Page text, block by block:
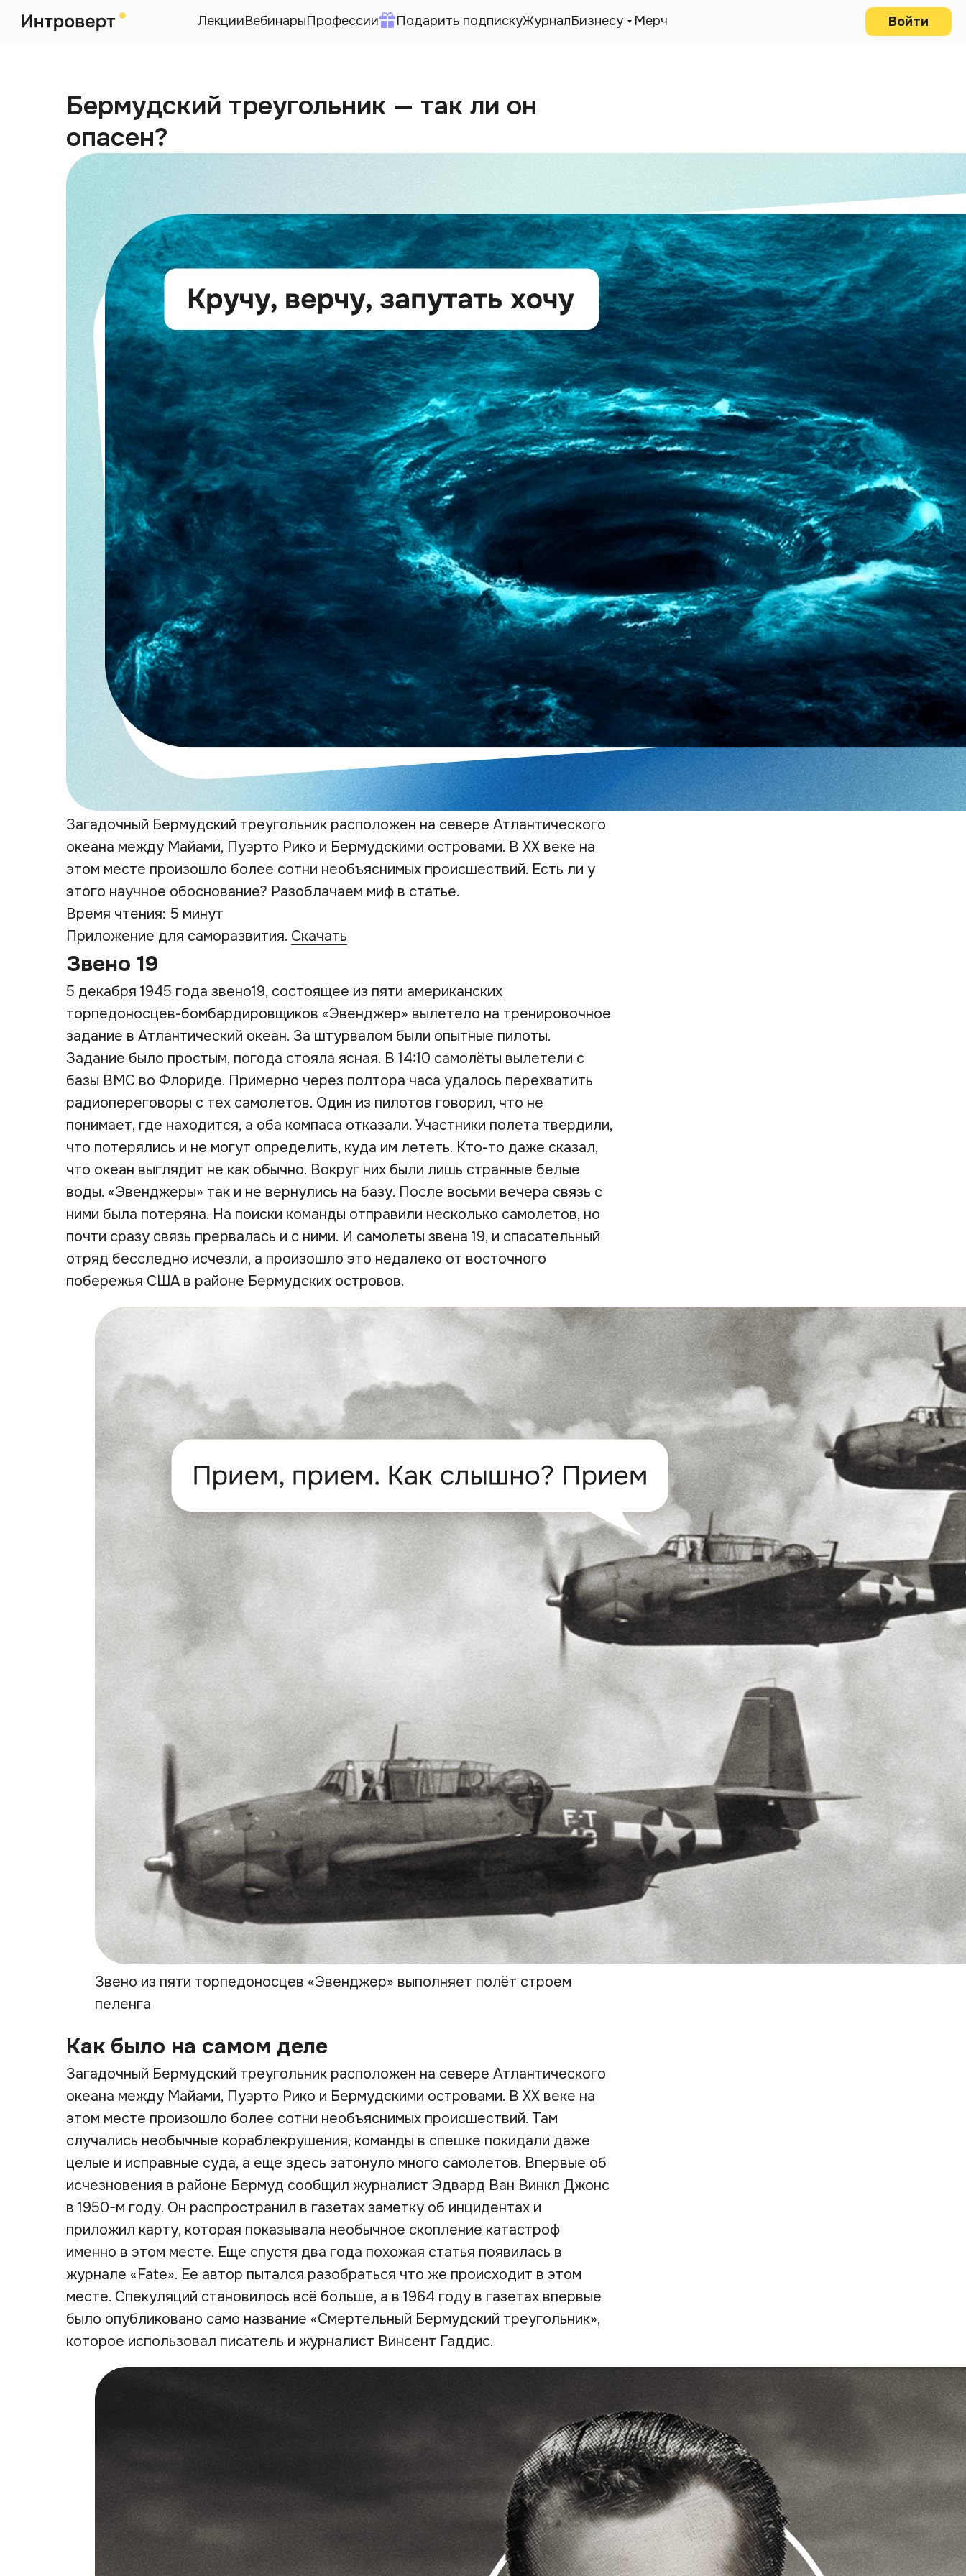
ЛекцииВебинарыПрофессии Подарить подпискуЖурналБизнесу Мерч Войти
Бермудский треугольник — так ли он
опасен?
Загадочный Бермудский треугольник расположен на севере Атлантического
океана между Майами, Пуэрто Рико и Бермудскими островами. В XX веке на
этом месте произошло более сотни необъяснимых происшествий. Есть ли у
этого научное обоснование? Разоблачаем миф в статье.
Время чтения: 5 минут
Приложение для саморазвития. Скачать
Звено 19
5 декабря 1945 года звено19, состоящее из пяти американских
торпедоносцев-бомбардировщиков «Эвенджер» вылетело на тренировочное
задание в Атлантический океан. За штурвалом были опытные пилоты.
Задание было простым, погода стояла ясная. В 14:10 самолёты вылетели с
базы ВМС во Флориде. Примерно через полтора часа удалось перехватить
радиопереговоры с тех самолетов. Один из пилотов говорил, что не
понимает, где находится, а оба компаса отказали. Участники полета твердили,
что потерялись и не могут определить, куда им лететь. Кто-то даже сказал,
что океан выглядит не как обычно. Вокруг них были лишь странные белые
воды. «Эвенджеры» так и не вернулись на базу. После восьми вечера связь с
ними была потеряна. На поиски команды отправили несколько самолетов, но
почти сразу связь прервалась и с ними. И самолеты звена 19, и спасательный
отряд бесследно исчезли, а произошло это недалеко от восточного
побережья США в районе Бермудских островов.
Звено из пяти торпедоносцев «Эвенджер» выполняет полёт строем
пеленга
Как было на самом деле
Загадочный Бермудский треугольник расположен на севере Атлантического
океана между Майами, Пуэрто Рико и Бермудскими островами. В XX веке на
этом месте произошло более сотни необъяснимых происшествий. Там
случались необычные кораблекрушения, команды в спешке покидали даже
целые и исправные суда, а еще здесь затонуло много самолетов. Впервые об
исчезновения в районе Бермуд сообщил журналист Эдвард Ван Винкл Джонс
в 1950-м году. Он распространил в газетах заметку об инцидентах и
приложил карту, которая показывала необычное скопление катастроф
именно в этом месте. Еще спустя два года похожая статья появилась в
журнале «Fate». Ее автор пытался разобраться что же происходит в этом
месте. Спекуляций становилось всё больше, а в 1964 году в газетах впервые
было опубликовано само название «Смертельный Бермудский треугольник»,
которое использовал писатель и журналист Винсент Гаддис.